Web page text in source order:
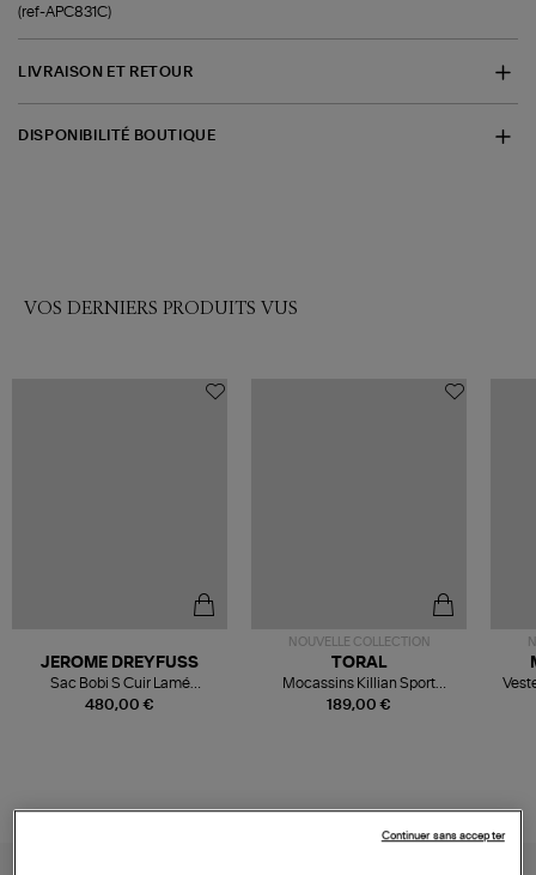
(ref-APC831C)
LIVRAISON ET RETOUR
DISPONIBILITÉ BOUTIQUE
VOS DERNIERS PRODUITS VUS
480,00 €
JEROME DREYFUSS
Sac Bobi S Cuir Lamé
Champagne
NOUVELLE COLLECTION
189,00 €
TORAL
Mocassins Killian Sport
Mousse
Continuer sans accepter